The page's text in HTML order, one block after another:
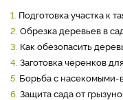
1. Подготовка участка к
2. Обрезка деревьев в
3. Как обезопасить
4. Заготовка черенков
5. Борьба с насекомыми-
6. Защита сада от